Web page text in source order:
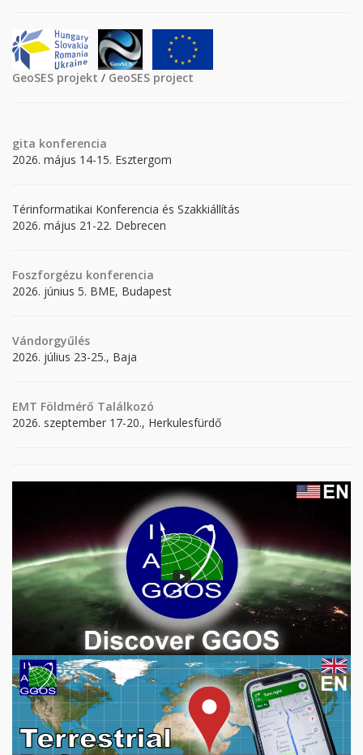
GeoSES projekt / GeoSES project
gita konferencia
2026. május 14-15. Esztergom
Térinformatikai Konferencia és Szakkiállítás
2026. május 21-22. Debrecen
Foszforgézu konferencia
2026. június 5. BME, Budapest
Vándorgyűlés
2026. július 23-25., Baja
EMT Földmérő Találkozó
2026. szeptember 17-20., Herkulesfürdő